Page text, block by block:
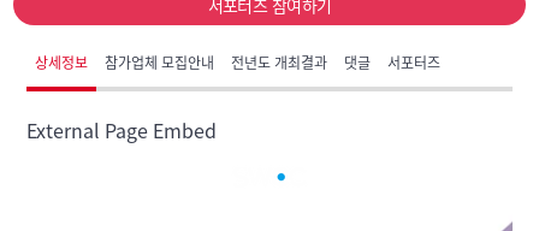
상세정보 참가업체 모집안내 전년도 개최결과 댓글 서포터즈
External Page Embed